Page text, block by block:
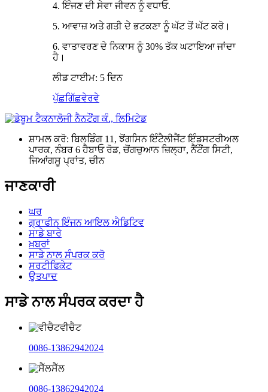
4. ਇੰਜਣ ਦੀ ਸੇਵਾ ਜੀਵਨ ਨੂੰ ਵਧਾਓ.
5. ਆਵਾਜ਼ ਅਤੇ ਗਤੀ ਦੇ ਭਟਕਣਾ ਨੂੰ ਘੱਟ ਤੋਂ ਘੱਟ ਕਰੋ।
6. ਵਾਤਾਵਰਣ ਦੇ ਨਿਕਾਸ ਨੂੰ 30% ਤੱਕ ਘਟਾਇਆ ਜਾਂਦਾ
ਹੈ।
ਲੀਡ ਟਾਈਮ: 5 ਦਿਨ
ਪੁੱਛਗਿੱਛਵੇਰਵੇ
ਸ਼ਾਮਲ ਕਰੋ: ਬਿਲਡਿੰਗ 11, ਝੋਂਗਸਿਨ ਇੰਟੈਲੀਜੈਂਟ ਇੰਡਸਟਰੀਅਲ
ਪਾਰਕ, ​​ਨੰਬਰ 6 ਹੈਬਾਓ ਰੋਡ, ਚੋਂਗਚੁਆਨ ਜ਼ਿਲ੍ਹਾ, ਨੈਂਟੌਂਗ ਸਿਟੀ,
ਜਿਆਂਗਸੂ ਪ੍ਰਾਂਤ, ਚੀਨ
ਜਾਣਕਾਰੀ
ਘਰ
ਗ੍ਰਾਫੀਨ ਇੰਜਨ ਆਇਲ ਐਡਿਟਿਵ
ਸਾਡੇ ਬਾਰੇ
ਖ਼ਬਰਾਂ
ਸਾਡੇ ਨਾਲ ਸੰਪਰਕ ਕਰੋ
ਸਰਟੀਫਿਕੇਟ
ਉਤਪਾਦ
ਸਾਡੇ ਨਾਲ ਸੰਪਰਕ ਕਰਦਾ ਹੈ
ਵੀਚੈਟ
0086-13862942024
ਸੈੱਲ
0086-13862942024